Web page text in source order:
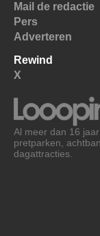
Mail de redactie
Pers
Adverteren
Rewind
X
Al meer dan 16
pretparken,
dagattracties.